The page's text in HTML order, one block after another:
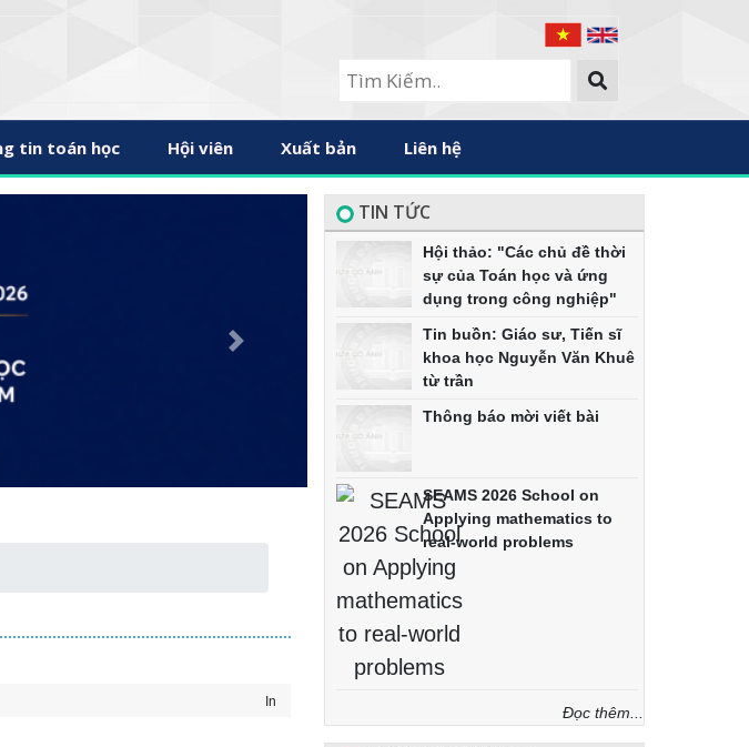
tin toán học Hội viên Xuất bản Liên hệ
In
TIN TỨC
Hội thảo: "Các chủ đề thời
sự của Toán học và ứng
dụng trong công nghiệp"
Tin buồn: Giáo sư, Tiến sĩ
khoa học Nguyễn Văn Khuê
từ trần
Thông báo mời viết bài
SEAMS 2026 School on
Applying mathematics to
real-world problems
Đọc thêm...